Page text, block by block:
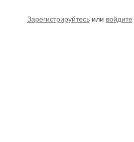
Зарегистрируйтесьили войдите